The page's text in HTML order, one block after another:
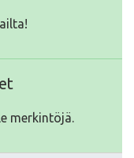
merkintöjä.